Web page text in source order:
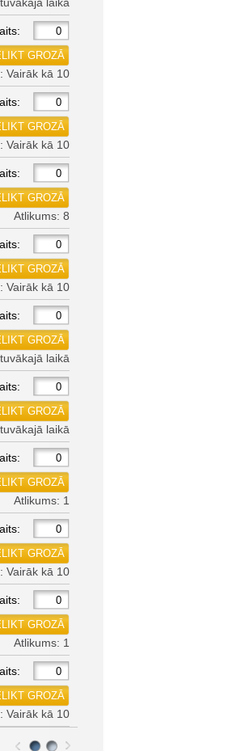
Vairāk kā 10
Vairāk kā 10
Atlikums: 8
Vairāk kā 10
laikā
laikā
Atlikums: 1
Vairāk kā 10
Atlikums: 1
Vairāk kā 10